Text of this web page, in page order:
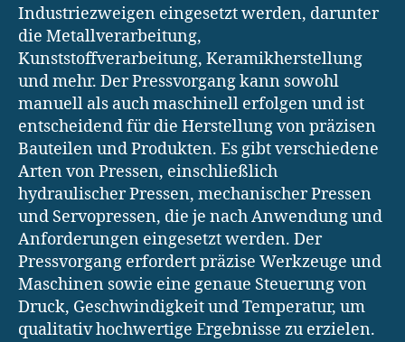
Industriezweigen eingesetzt werden, darunter
die Metallverarbeitung,
Kunststoffverarbeitung, Keramikherstellung
und mehr. Der Pressvorgang kann sowohl
manuell als auch maschinell erfolgen und ist
entscheidend für die Herstellung von präzisen
Bauteilen und Produkten. Es gibt verschiedene
Arten von Pressen, einschließlich
hydraulischer Pressen, mechanischer Pressen
und Servopressen, die je nach Anwendung und
Anforderungen eingesetzt werden. Der
Pressvorgang erfordert präzise Werkzeuge und
Maschinen sowie eine genaue Steuerung von
Druck, Geschwindigkeit und Temperatur, um
qualitativ hochwertige Ergebnisse zu erzielen.